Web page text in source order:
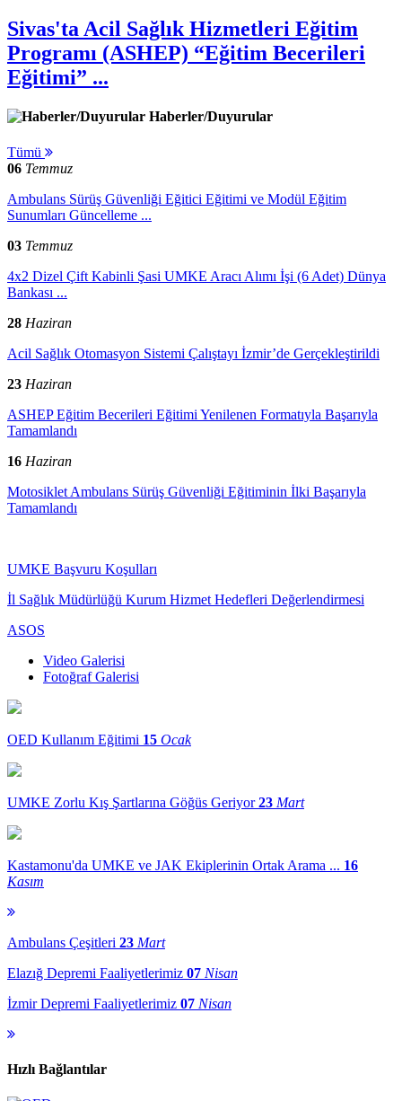
Sivas'ta Acil Sağlık Hizmetleri Eğitim
Programı (ASHEP) “Eğitim Becerileri
Eğitimi” ...
Haberler/Duyurular
Tümü
06 Temmuz
Ambulans Sürüş Güvenliği Eğitici Eğitimi ve Modül Eğitim
Sunumları Güncelleme ...
03 Temmuz
4x2 Dizel Çift Kabinli Şasi UMKE Aracı Alımı İşi (6 Adet) Dünya
Bankası ...
28 Haziran
Acil Sağlık Otomasyon Sistemi Çalıştayı İzmir’de Gerçekleştirildi
23 Haziran
ASHEP Eğitim Becerileri Eğitimi Yenilenen Formatıyla Başarıyla
Tamamlandı
16 Haziran
Motosiklet Ambulans Sürüş Güvenliği Eğitiminin İlki Başarıyla
Tamamlandı
UMKE Başvuru Koşulları
İl Sağlık Müdürlüğü Kurum Hizmet Hedefleri Değerlendirmesi
ASOS
Video Galerisi
Fotoğraf Galerisi
OED Kullanım Eğitimi 15 Ocak
UMKE Zorlu Kış Şartlarına Göğüs Geriyor23 Mart
Kastamonu'da UMKE ve JAK Ekiplerinin Ortak Arama ... 16
Kasım
Ambulans Çeşitleri 23 Mart
Elazığ Depremi Faaliyetlerimiz 07 Nisan
İzmir Depremi Faaliyetlerimiz 07 Nisan
Hızlı Bağlantılar